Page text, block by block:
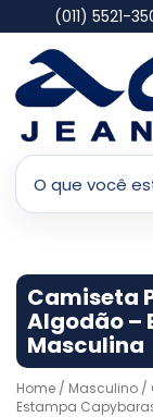
(011) 5521-
Camiseta
Algodão –
Masculina
Home / Masculino /
Estampa